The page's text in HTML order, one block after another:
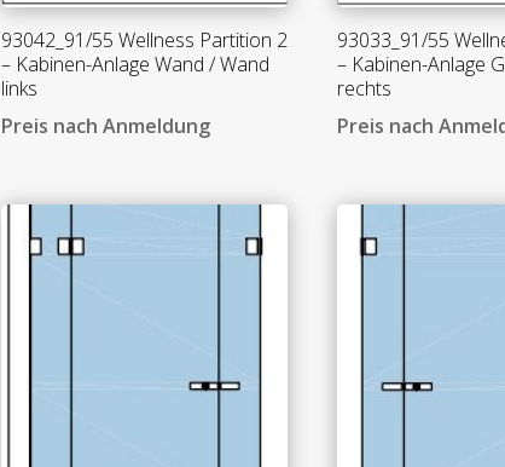
93042_91/55 Wellness Partition 2
– Kabinen-Anlage Wand / Wand
links
Preis nach Anmeldung
93033_91/55
– Kabinen-Anlage
rechts
Preis nach